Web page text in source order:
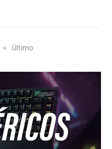
» Último